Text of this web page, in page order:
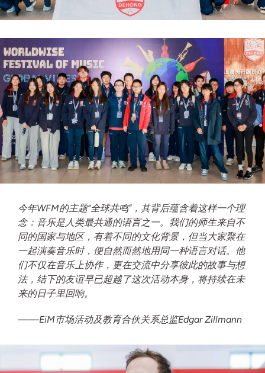
今年WFM的主题“全球共鸣”，其背后蕴含着这样一个理
念：音乐是人类最共通的语言之一。我们的师生来自不
同的国家与地区，有着不同的文化背景，但当大家聚在
一起演奏音乐时，便自然而然地用同一种语言对话。他
们不仅在音乐上协作，更在交流中分享彼此的故事与想
法，结下的友谊早已超越了这次活动本身，将持续在未
来的日子里回响。
——EiM市场活动及教育合伙关系总监Edgar Zillmann